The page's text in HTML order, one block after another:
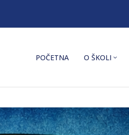
POČETNA O ŠKOLI